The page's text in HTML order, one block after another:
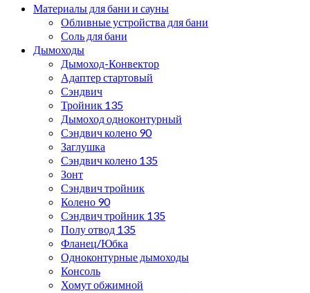
Материалы для бани и сауны
Обливные устройства для бани
Соль для бани
Дымоходы
Дымоход-Конвектор
Адаптер стартовый
Сэндвич
Тройник 135
Дымоход одноконтурный
Сэндвич колено 90
Заглушка
Сэндвич колено 135
Зонт
Сэндвич тройник
Колено 90
Сэндвич тройник 135
Полу отвод 135
Фланец/Юбка
Одноконтурные дымоходы
Консоль
Хомут обжимной